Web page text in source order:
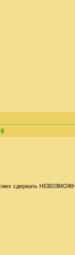
6
смех сдержать